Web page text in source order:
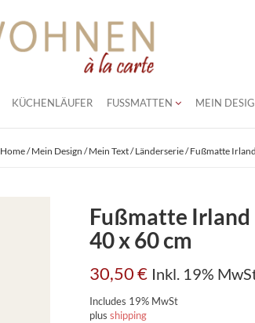
KÜCHENLÄUFER FUSSMATTEN MEIN
Home/Mein Design / Mein Text/Länderserie/ Fußmatte
Fußmatte Irland
40 x 60 cm
30,50€ Inkl. 19%
Includes 19% MwSt
plus shipping